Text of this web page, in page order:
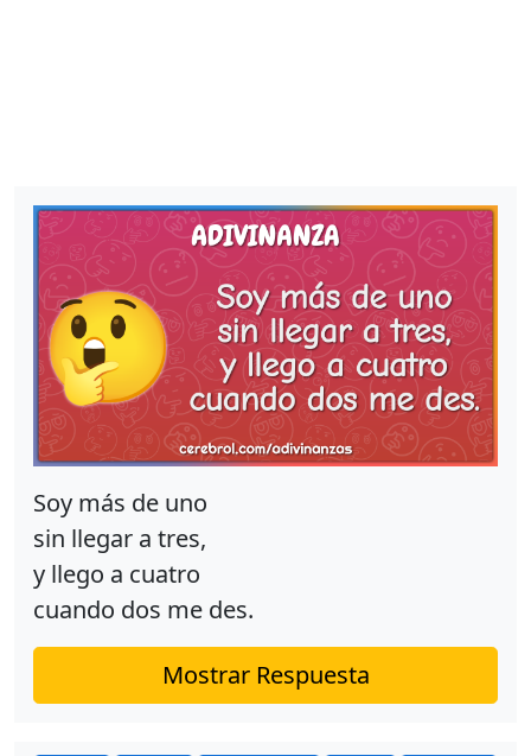
Soy más de uno
sin llegar a tres,
y llego a cuatro
cuando dos me des.
Mostrar Respuesta